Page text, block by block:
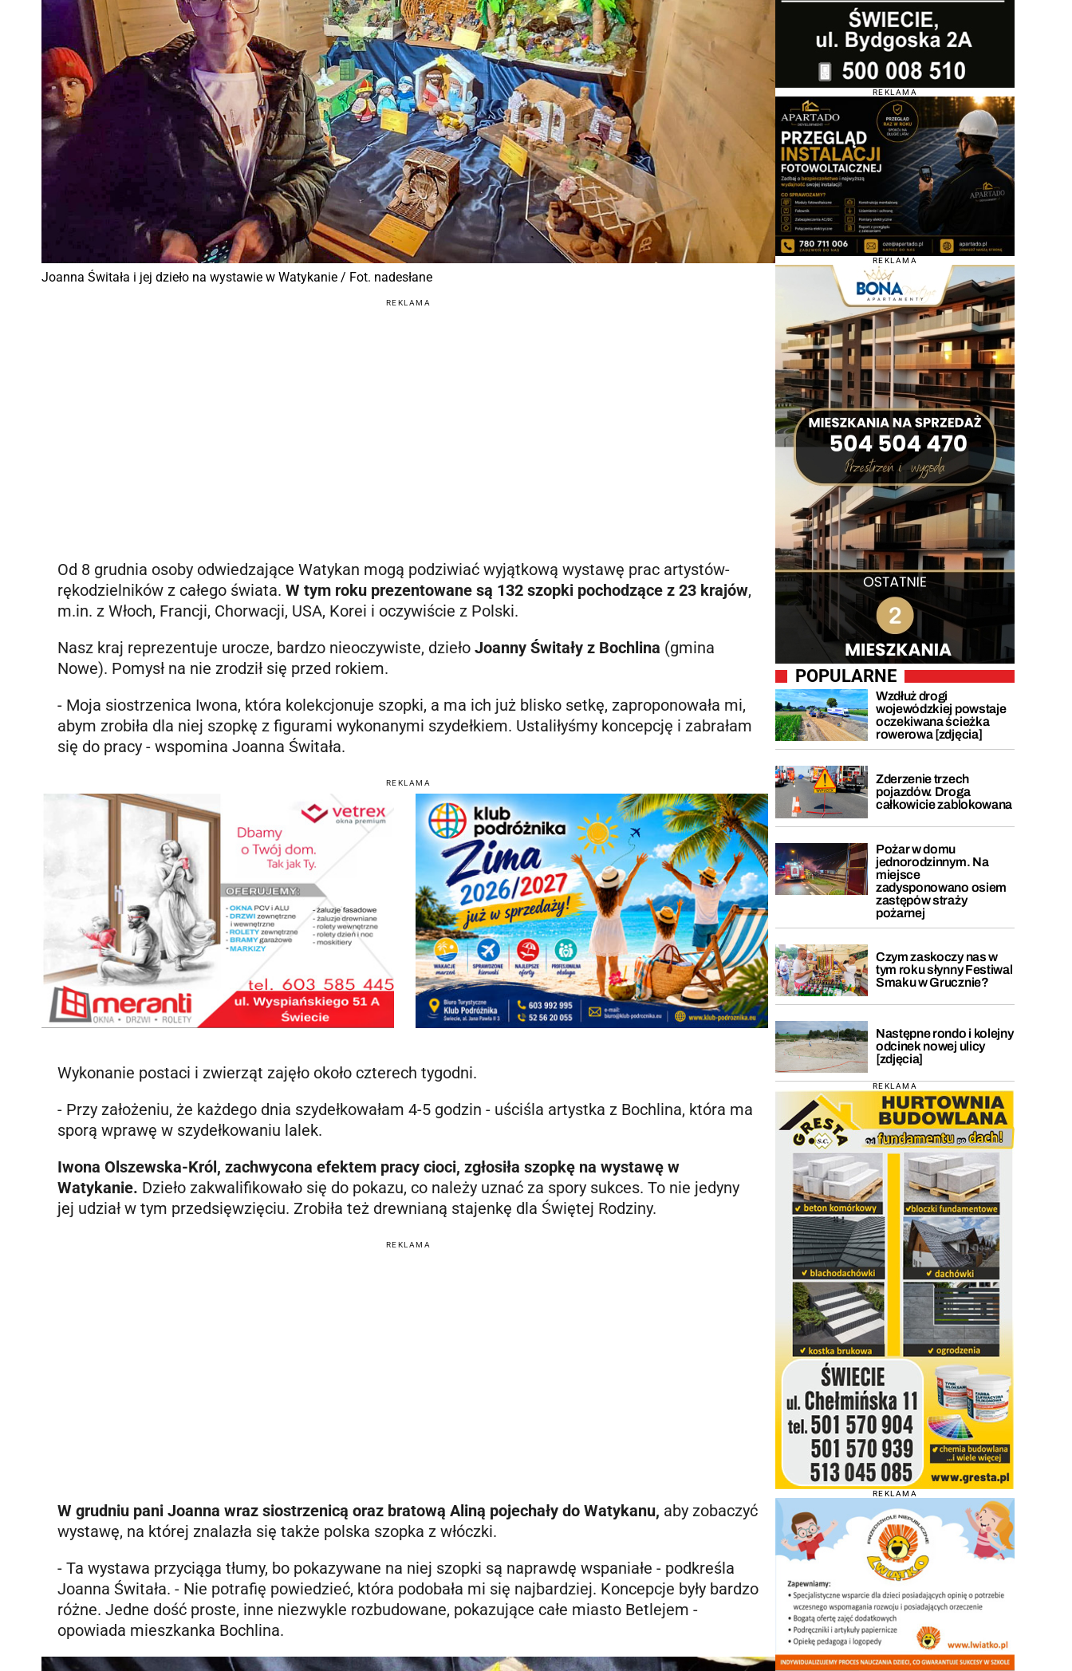
Joanna Świtała i jej dzieło na wystawie w Watykanie / Fot. nadesłane
REKLAMA
Od 8 grudnia osoby odwiedzające Watykan mogą podziwiać wyjątkową wystawę prac artystów-
rękodzielników z całego świata. W tym roku prezentowane są 132 szopki pochodzące z 23 krajów,
m.in. z Włoch, Francji, Chorwacji, USA, Korei i oczywiście z Polski.
Nasz kraj reprezentuje urocze, bardzo nieoczywiste, dzieło Joanny Świtały z Bochlina (gmina
Nowe). Pomysł na nie zrodził się przed rokiem.
- Moja siostrzenica Iwona, która kolekcjonuje szopki, a ma ich już blisko setkę, zaproponowała mi,
abym zrobiła dla niej szopkę z figurami wykonanymi szydełkiem. Ustaliłyśmy koncepcję i zabrałam
się do pracy - wspomina Joanna Świtała.
REKLAMA
Wykonanie postaci i zwierząt zajęło około czterech tygodni.
- Przy założeniu, że każdego dnia szydełkowałam 4-5 godzin - uściśla artystka z Bochlina, która ma
sporą wprawę w szydełkowaniu lalek.
Iwona Olszewska-Król, zachwycona efektem pracy cioci, zgłosiła szopkę na wystawę w
Watykanie. Dzieło zakwalifikowało się do pokazu, co należy uznać za spory sukces. To nie jedyny
jej udział w tym przedsięwzięciu. Zrobiła też drewnianą stajenkę dla Świętej Rodziny.
REKLAMA
W grudniu pani Joanna wraz siostrzenicą oraz bratową Aliną pojechały do Watykanu, aby zobaczyć
wystawę, na której znalazła się także polska szopka z włóczki.
- Ta wystawa przyciąga tłumy, bo pokazywane na niej szopki są naprawdę wspaniałe - podkreśla
Joanna Świtała. - Nie potrafię powiedzieć, która podobała mi się najbardziej. Koncepcje były bardzo
różne. Jedne dość proste, inne niezwykle rozbudowane, pokazujące całe miasto Betlejem -
opowiada mieszkanka Bochlina.
REKLAMA
REKLAMA
POPULARNE
Wzdłuż drogi
wojewódzkiej powstaje
oczekiwana ścieżka
rowerowa [zdjęcia]
Zderzenie trzech
pojazdów. Droga
całkowicie zablokowana
Pożar w domu
jednorodzinnym. Na
miejsce
zadysponowano osiem
zastępów straży
pożarnej
Czym zaskoczy nas w
tym roku słynny Festiwal
Smaku w Grucznie?
Następne rondo i kolejny
odcinek nowej ulicy
[zdjęcia]
REKLAMA
REKLAMA